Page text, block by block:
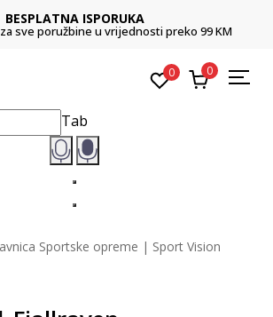
BESPLATNA ISPORUKA
sve poružbine u vrijednosti preko 99 KM
0 0
Tab
Sportske opreme | Sport Vision